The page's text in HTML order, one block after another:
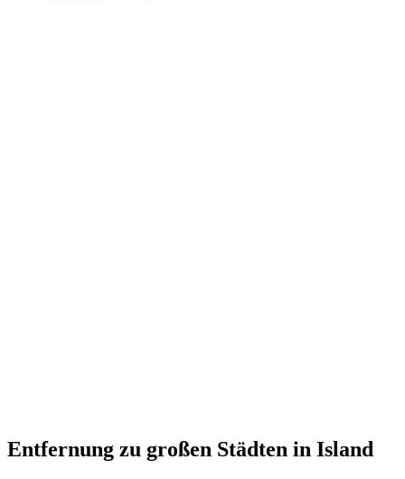
Entfernung zu großen Städten in Island